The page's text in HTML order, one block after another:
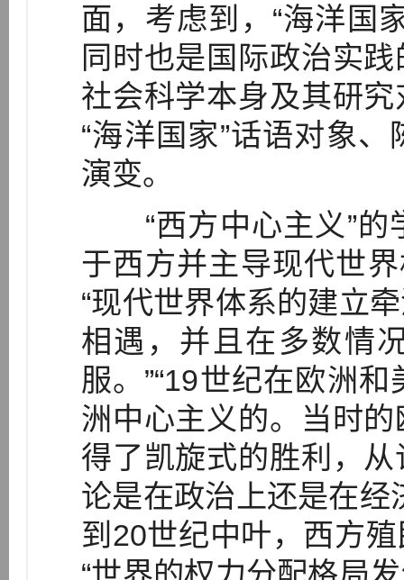
面，考虑到，“海洋国
同时也是国际政治实
社会科学本身及其研
“海洋国家”话语对象
演变。
“西方中心主义”的
于西方并主导现代世
“现代世界体系的建立
相遇，并且在多数情
服。”“19世纪在欧洲
洲中心主义的。当时
得了凯旋式的胜利，
论是在政治上还是在经
到20世纪中叶，西方